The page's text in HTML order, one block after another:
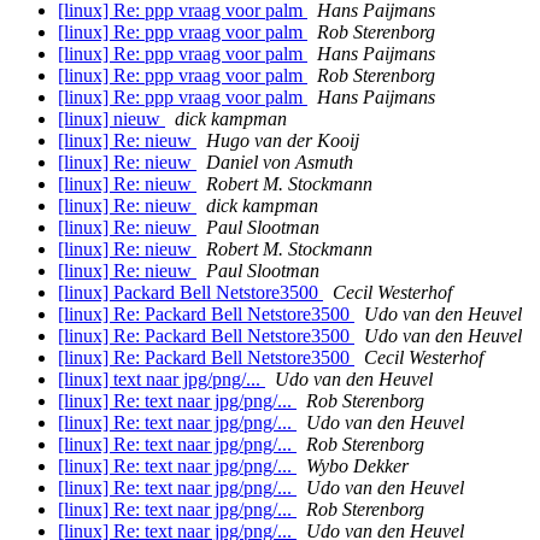
[linux] Re: ppp vraag voor palm
Hans Paijmans
[linux] Re: ppp vraag voor palm
Rob Sterenborg
[linux] Re: ppp vraag voor palm
Hans Paijmans
[linux] Re: ppp vraag voor palm
Rob Sterenborg
[linux] Re: ppp vraag voor palm
Hans Paijmans
[linux] nieuw
dick kampman
[linux] Re: nieuw
Hugo van der Kooij
[linux] Re: nieuw
Daniel von Asmuth
[linux] Re: nieuw
Robert M. Stockmann
[linux] Re: nieuw
dick kampman
[linux] Re: nieuw
Paul Slootman
[linux] Re: nieuw
Robert M. Stockmann
[linux] Re: nieuw
Paul Slootman
[linux] Packard Bell Netstore3500
Cecil Westerhof
[linux] Re: Packard Bell Netstore3500
Udo van den Heuvel
[linux] Re: Packard Bell Netstore3500
Udo van den Heuvel
[linux] Re: Packard Bell Netstore3500
Cecil Westerhof
[linux] text naar jpg/png/...
Udo van den Heuvel
[linux] Re: text naar jpg/png/...
Rob Sterenborg
[linux] Re: text naar jpg/png/...
Udo van den Heuvel
[linux] Re: text naar jpg/png/...
Rob Sterenborg
[linux] Re: text naar jpg/png/...
Wybo Dekker
[linux] Re: text naar jpg/png/...
Udo van den Heuvel
[linux] Re: text naar jpg/png/...
Rob Sterenborg
[linux] Re: text naar jpg/png/...
Udo van den Heuvel